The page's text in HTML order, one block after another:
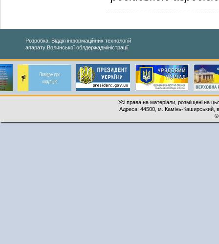
Розробка: Відділ інформаційних технологій
апарату Волинської облдержадміністрації
Усі права на матеріали, розміщені на
Адреса: 44500, м. Камінь-Каширський,
©